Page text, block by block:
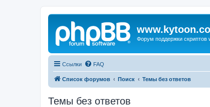
Форум поддержки скриптов
Ссылки FAQ
Список форумов Поиск Темы без ответов
Темы без ответов